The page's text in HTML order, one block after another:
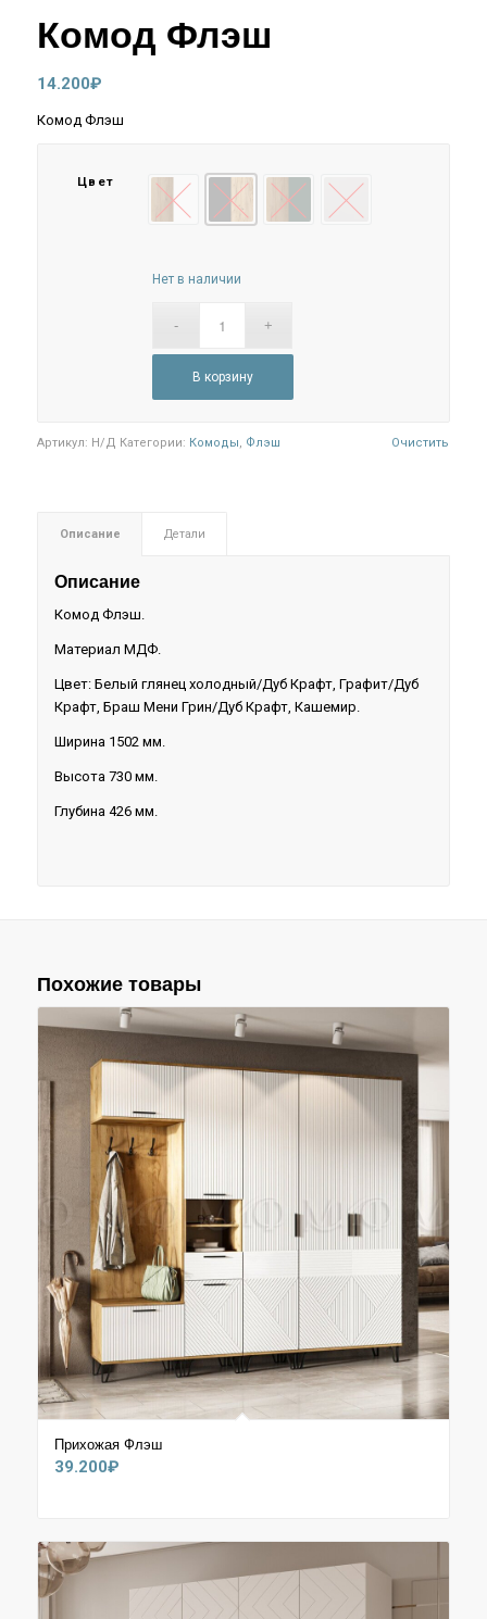
Комод Флэш
14.200₽
Комод Флэш
Цвет
Белый глянец/ Дуб крафт
Графит/Дуб Крафт
Браш Мени Грин/Дуб Крафт
Кашемир
Очистить
Нет в наличии
В корзину
Артикул: Н/Д Категории: Комоды, Флэш
Описание Детали
Описание
Комод Флэш.
Материал МДФ.
Цвет: Белый глянец холодный/Дуб Крафт, Графит/Дуб
Крафт, Браш Мени Грин/Дуб Крафт, Кашемир.
Ширина 1502 мм.
Высота 730 мм.
Глубина 426 мм.
Похожие товары
Прихожая Флэш
39.200₽